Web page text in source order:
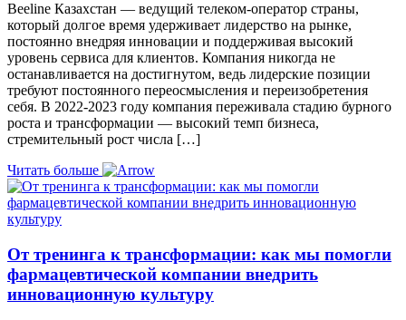
Beeline Казахстан — ведущий телеком-оператор страны,
который долгое время удерживает лидерство на рынке,
постоянно внедряя инновации и поддерживая высокий
уровень сервиса для клиентов. Компания никогда не
останавливается на достигнутом, ведь лидерские позиции
требуют постоянного переосмысления и переизобретения
себя. В 2022-2023 году компания переживала стадию бурного
роста и трансформации — высокий темп бизнеса,
стремительный рост числа […]
Читать больше
От тренинга к трансформации: как мы помогли
фармацевтической компании внедрить
инновационную культуру